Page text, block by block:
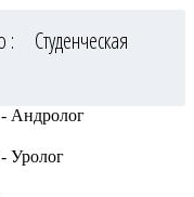
:
Студенческая
Андролог
Уролог